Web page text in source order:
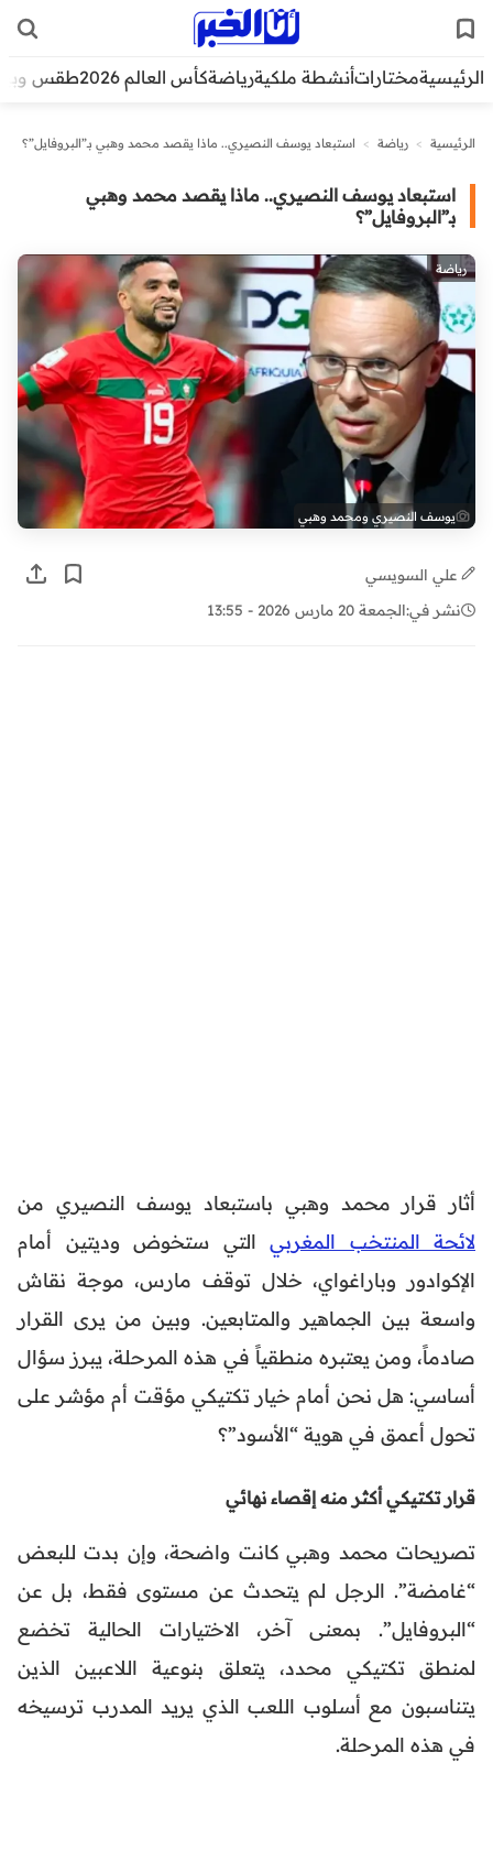
الرئيسيةمختاراتأنشطة ملكيةرياضةكأس العالم 2026 طقس
الرئيسية > رياضة > استبعاد يوسف النصيري.. ماذا يقصد محمد وهبي بـ”البروفايل”؟
استبعاد يوسف النصيري.. ماذا يقصد محمد وهبي
بـ”البروفايل”؟
رياضة
يوسف النصيري ومحمد وهبي
علي السويسي
نشر في:الجمعة 20 مارس 2026 - 13:55
أثار قرار محمد وهبي باستبعاد يوسف النصيري من
لائحة المنتخب المغربي التي ستخوض وديتين أمام
الإكوادور وباراغواي، خلال توقف مارس، موجة نقاش
واسعة بين الجماهير والمتابعين. وبين من يرى القرار
صادماً، ومن يعتبره منطقياً في هذه المرحلة، يبرز سؤال
أساسي: هل نحن أمام خيار تكتيكي مؤقت أم مؤشر على
تحول أعمق في هوية “الأسود”؟
قرار تكتيكي أكثر منه إقصاء نهائي
تصريحات محمد وهبي كانت واضحة، وإن بدت للبعض
“غامضة”. الرجل لم يتحدث عن مستوى فقط، بل عن
“البروفايل”. بمعنى آخر، الاختيارات الحالية تخضع
لمنطق تكتيكي محدد، يتعلق بنوعية اللاعبين الذين
يتناسبون مع أسلوب اللعب الذي يريد المدرب ترسيخه
في هذه المرحلة.